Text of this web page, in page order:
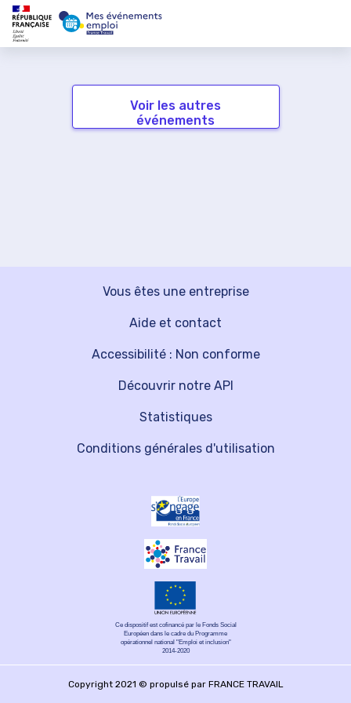
Voir les autres
événements
Vous êtes une entreprise
Découvrir notre API
Aide et contact
Statistiques
Accessibilité : Non conforme
Conditions générales d'utilisation
Ce dispositif est cofinancé par le Fonds Social
Européen dans le cadre du Programme
opérationnel national "Emploi et inclusion"
2014-2020
Copyright 2021 © propulsé par FRANCE TRAVAIL